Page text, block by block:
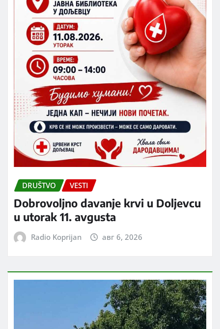
DRUŠTVO VESTI
Dobrovoljno davanje krvi u Doljevcu
u utorak 11. avgusta
Radio Koprijan авг 6, 2026